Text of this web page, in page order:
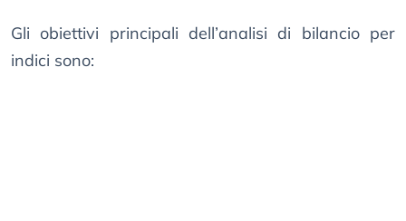
Gli obiettivi principali dell’analisi di bilancio per
indici sono: